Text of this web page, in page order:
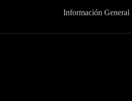
Información General